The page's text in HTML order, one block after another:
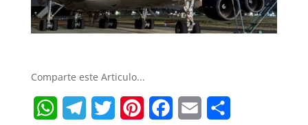
Comparte este Articulo...